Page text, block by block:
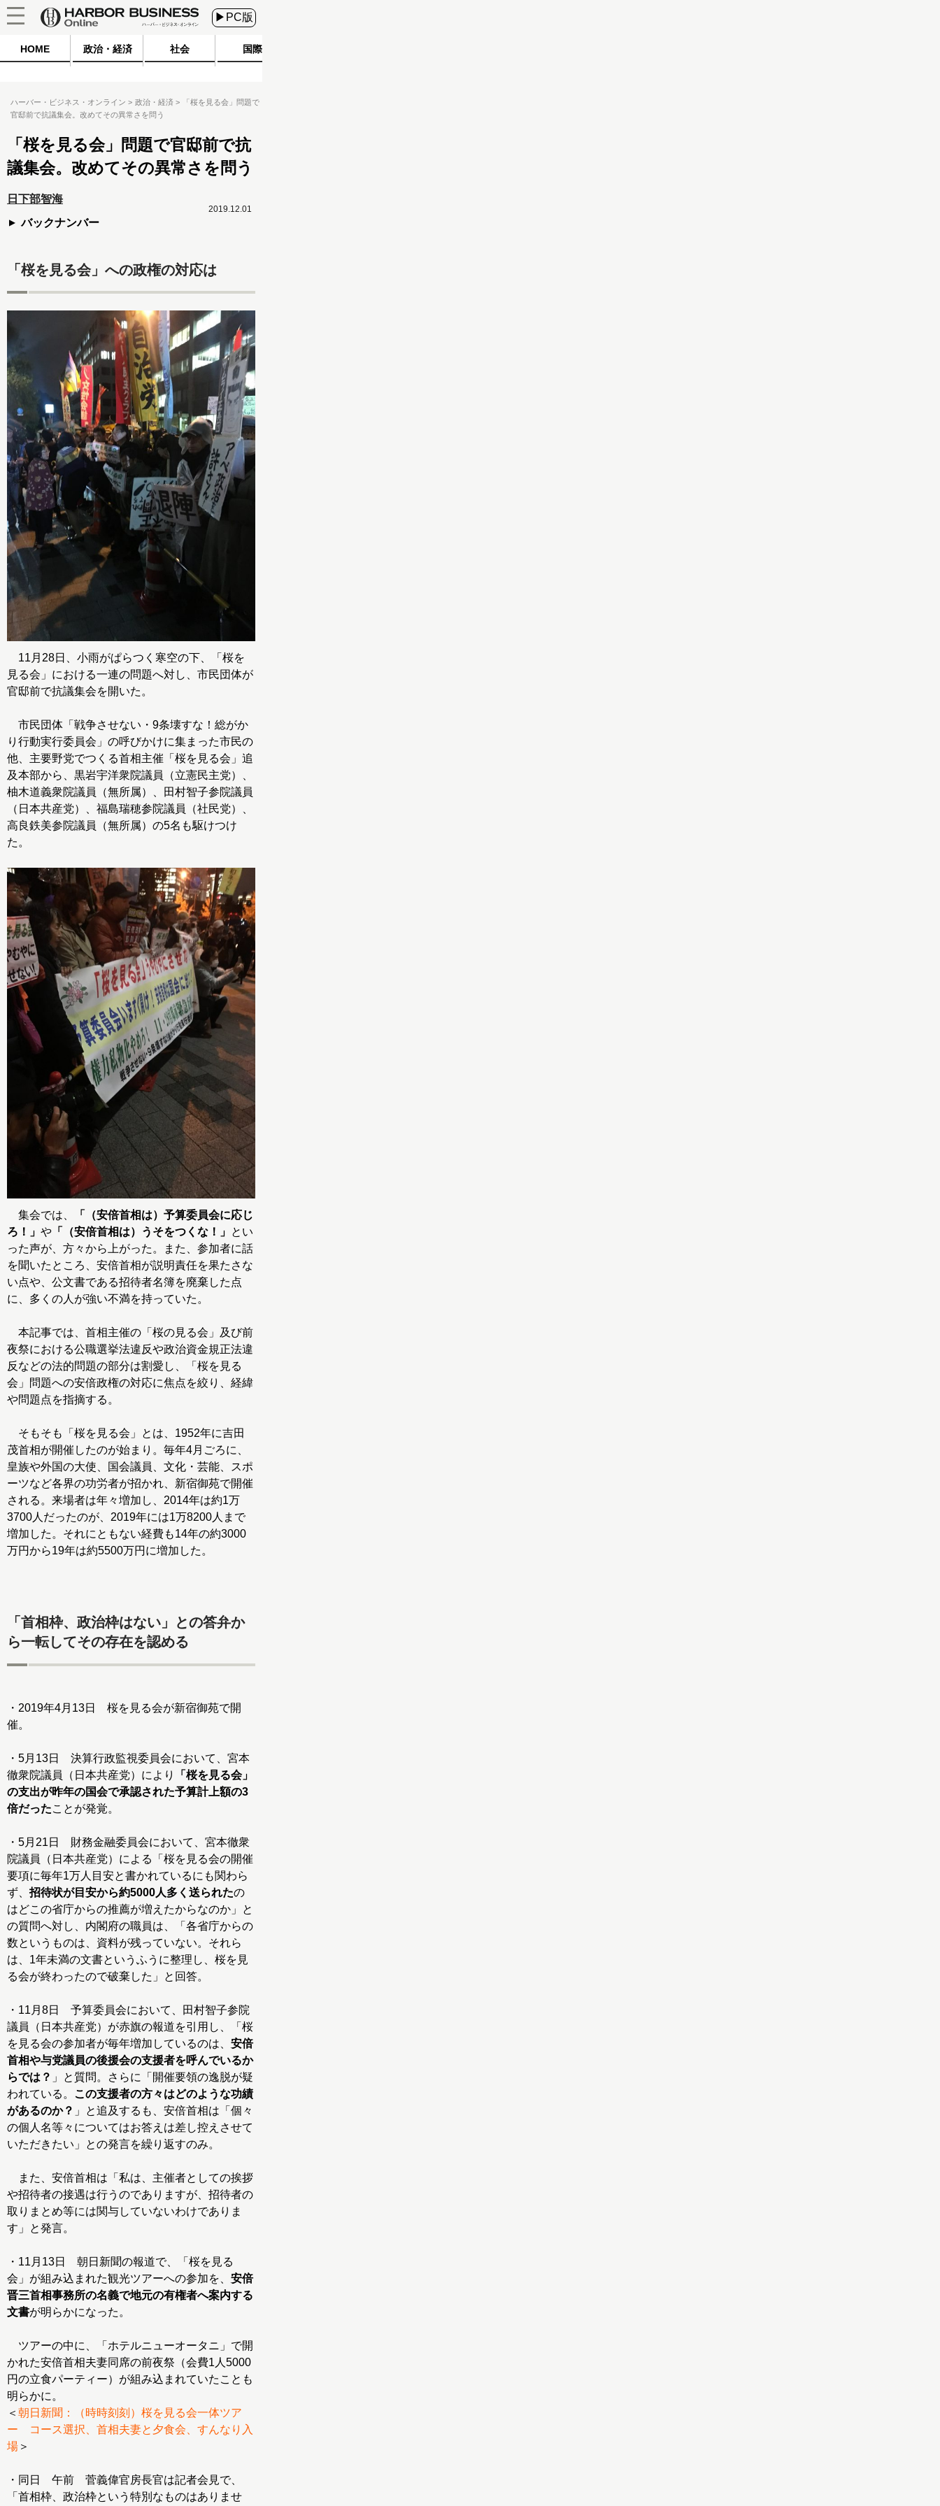
▶PC版
HOME 政治・経済 社会 国際
ハーバー・ビジネス・オンライン 政治・経済
「桜を見る会」問題で
官邸前で抗議集会。改めてその異常さを問う
「桜を見る会」問題で官邸前で抗
議集会。改めてその異常さを問う
日下部智海
バックナンバー
2019.12.01
「桜を見る会」への政権の対応は
11月28日、小雨がぱらつく寒空の下、「桜を
見る会」における一連の問題へ対し、市民団体が
官邸前で抗議集会を開いた。
市民団体「戦争させない・9条壊すな！総がか
り行動実行委員会」の呼びかけに集まった市民の
他、主要野党でつくる首相主催「桜を見る会」追
及本部から、黒岩宇洋衆院議員（立憲民主党）、
柚木道義衆院議員（無所属）、田村智子参院議員
（日本共産党）、福島瑞穂参院議員（社民党）、
高良鉄美参院議員（無所属）の5名も駆けつけ
た。
集会では、
「（安倍首相は）予算委員会に応じ
ろ！」 や 「（安倍首相は）うそをつくな！」 とい
った声が、方々から上がった。また、参加者に話
を聞いたところ、安倍首相が説明責任を果たさな
い点や、公文書である招待者名簿を廃棄した点
に、多くの人が強い不満を持っていた。
本記事では、首相主催の「桜の見る会」及び前
夜祭における公職選挙法違反や政治資金規正法違
反などの法的問題の部分は割愛し、「桜を見る
会」問題への安倍政権の対応に焦点を絞り、経緯
や問題点を指摘する。
そもそも「桜を見る会」とは、1952年に吉田
茂首相が開催したのが始まり。毎年4月ごろに、
皇族や外国の大使、国会議員、文化・芸能、スポ
ーツなど各界の功労者が招かれ、新宿御苑で開催
される。来場者は年々増加し、2014年は約1万
3700人だったのが、2019年には1万8200人まで
増加した。それにともない経費も14年の約3000
万円から19年は約5500万円に増加した。
「首相枠、政治枠はない」との答弁か
ら一転してその存在を認める
・2019年4月13日 桜を見る会が新宿御苑で開
催。
・5月13日 決算行政監視委員会において、宮本
徹衆院議員（日本共産党）により
「桜を見る会」
の支出が昨年の国会で承認された予算計上額の3
倍だったことが発覚。
・5月21日 財務金融委員会において、宮本徹衆
院議員（日本共産党）による「桜を見る会の開催
要項に毎年1万人目安と書かれているにも関わら
ず、 招待状が目安から約5000人多く送られたの
はどこの省庁からの推薦が増えたからなのか」と
の質問へ対し、内閣府の職員は、「各省庁からの
数というものは、資料が残っていない。それら
は、1年未満の文書というふうに整理し、桜を見
る会が終わったので破棄した」と回答。
・11月8日 予算委員会において、田村智子参院
議員（日本共産党）が赤旗の報道を引用し、「桜
を見る会の参加者が毎年増加しているのは、 安倍
首相や与党議員の後援会の支援者を呼んでいるか
らでは？ 」と質問。さらに「開催要領の逸脱が疑
われている。 この支援者の方々はどのような功績
があるのか？ 」と追及するも、安倍首相は「個々
の個人名等々についてはお答えは差し控えさせて
いただきたい」との発言を繰り返すのみ。
また、安倍首相は「私は、主催者としての挨拶
や招待者の接遇は行うのでありますが、招待者の
取りまとめ等には関与していないわけでありま
す」と発言。
・11月13日 朝日新聞の報道で、「桜を見る
会」が組み込まれた観光ツアーへの参加を、 安倍
晋三首相事務所の名義で地元の有権者へ案内する
文書が明らかになった。
ツアーの中に、「ホテルニューオータニ」で開
かれた安倍首相夫妻同席の前夜祭（会費1人5000
円の立食パーティー）が組み込まれていたことも
明らかに。
＜ 朝日新聞：（時時刻刻）桜を見る会一体ツア
ー コース選択、首相夫妻と夕食会、すんなり入
場 ＞
・同日 午前 菅義偉官房長官は記者会見で、
「首相枠、政治枠という特別なものはありませ